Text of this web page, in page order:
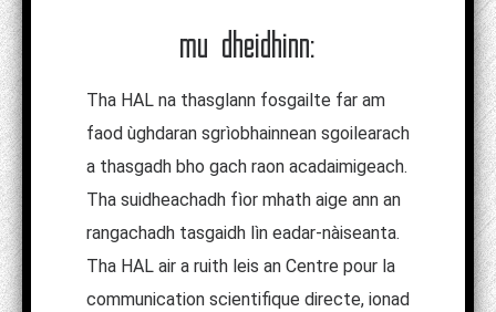
mu dheidhinn:
Tha HAL na thasglann fosgailte far am
faod ùghdaran sgrìobhainnean sgoilearach
a thasgadh bho gach raon acadaimigeach.
Tha suidheachadh fìor mhath aige ann an
rangachadh tasgaidh lìn eadar-nàiseanta.
Tha HAL air a ruith leis an Centre pour la
communication scientifique directe, ionad